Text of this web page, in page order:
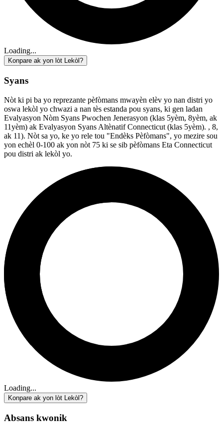
Loading...
Konpare ak yon lòt Lekòl?
Syans
Nòt ki pi ba yo reprezante pèfòmans mwayèn elèv yo nan distri yo
oswa lekòl yo chwazi a nan tès estanda pou syans, ki gen ladan
Evalyasyon Nòm Syans Pwochen Jenerasyon (klas 5yèm, 8yèm, ak
11yèm) ak Evalyasyon Syans Altènatif Connecticut (klas 5yèm). , 8,
ak 11). Nòt sa yo, ke yo rele tou "Endèks Pèfòmans", yo mezire sou
yon echèl 0-100 ak yon nòt 75 ki se sib pèfòmans Eta Connecticut
pou distri ak lekòl yo.
Loading...
Konpare ak yon lòt Lekòl?
Absans kwonik